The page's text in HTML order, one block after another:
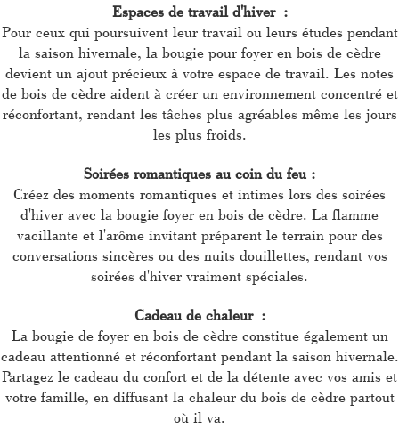
Espaces de travail d'hiver :
Pour ceux qui poursuivent leur travail ou leurs études pendant
la saison hivernale, la bougie pour foyer en bois de cèdre
devient un ajout précieux à votre espace de travail. Les notes
de bois de cèdre aident à créer un environnement concentré et
réconfortant, rendant les tâches plus agréables même les jours
les plus froids.
Soirées romantiques au coin du feu :
Créez des moments romantiques et intimes lors des soirées
d'hiver avec la bougie foyer en bois de cèdre. La flamme
vacillante et l'arôme invitant préparent le terrain pour des
conversations sincères ou des nuits douillettes, rendant vos
soirées d'hiver vraiment spéciales.
Cadeau de chaleur :
La bougie de foyer en bois de cèdre constitue également un
cadeau attentionné et réconfortant pendant la saison hivernale.
Partagez le cadeau du confort et de la détente avec vos amis et
votre famille, en diffusant la chaleur du bois de cèdre partout
où il va.